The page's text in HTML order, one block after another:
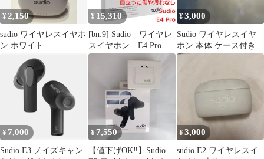
¥2,150
sudio ワイヤレスイヤホ
ン ホワイト
¥ 15,310
[bn:9] Sudio ワイヤレ
スイヤホン E4 Pro
SD-4001 ミッドナイ
トブラック 未使用
¥3,000
Sudio ワイヤレスイヤ
ホン 本体 ケース付き
¥ 7,000
Sudio E3 ノイズキャン
¥ 7,550
【値下げOK‼︎】Sudio
¥3,000
sudio E2 ワイヤレスイ